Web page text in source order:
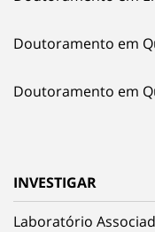
Doutoramento em
Doutoramento em
INVESTIGAR
Laboratório